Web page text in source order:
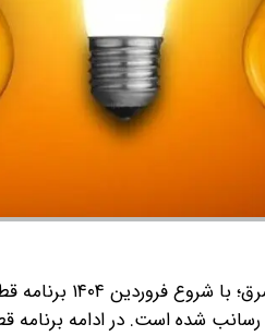
به گزارش
رسانب شده است‌. در ادامه برنامه